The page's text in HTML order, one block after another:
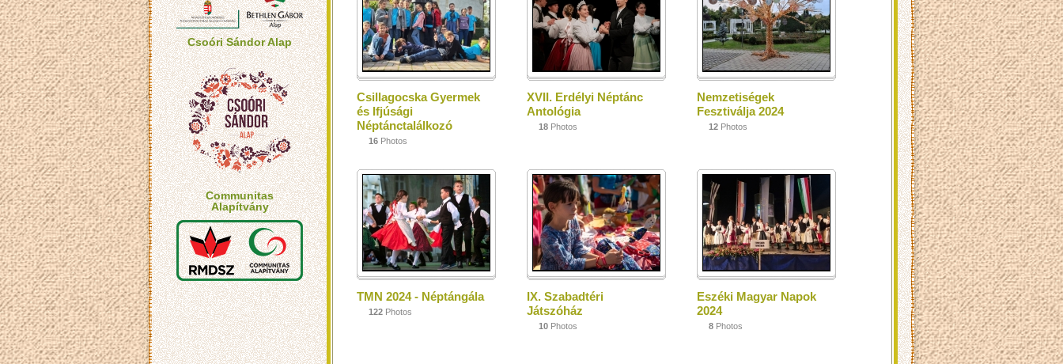
Csoóri Sándor Alap
Communitas
Alapítvány
Csillagocska Gyermek
és Ifjúsági
Néptánctalálkozó
16 Photos
XVII. Erdélyi Néptánc
Antológia
18 Photos
Nemzetiségek
Fesztiválja 2024
12 Photos
TMN 2024 - Néptángála
122 Photos
IX. Szabadtéri
Játszóház
10 Photos
Eszéki Magyar Napok
2024
8 Photos